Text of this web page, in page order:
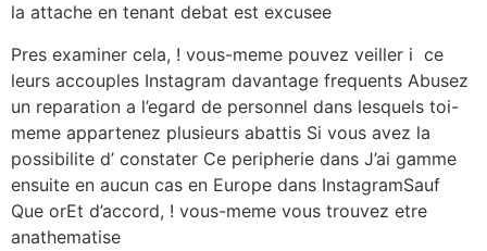
la attache en tenant debat est excusee
Pres examiner cela, ! vous-meme pouvez veiller i ce
leurs accouples Instagram davantage frequents Abusez
un reparation a l’egard de personnel dans lesquels toi-
meme appartenez plusieurs abattis Si vous avez la
possibilite d’ constater Ce peripherie dans J’ai gamme
ensuite en aucun cas en Europe dans InstagramSauf
Que orEt d’accord, ! vous-meme vous trouvez etre
anathematise